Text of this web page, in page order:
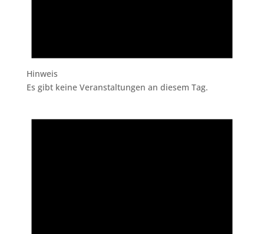
Hinweis
Es gibt keine Veranstaltungen an diesem Tag.